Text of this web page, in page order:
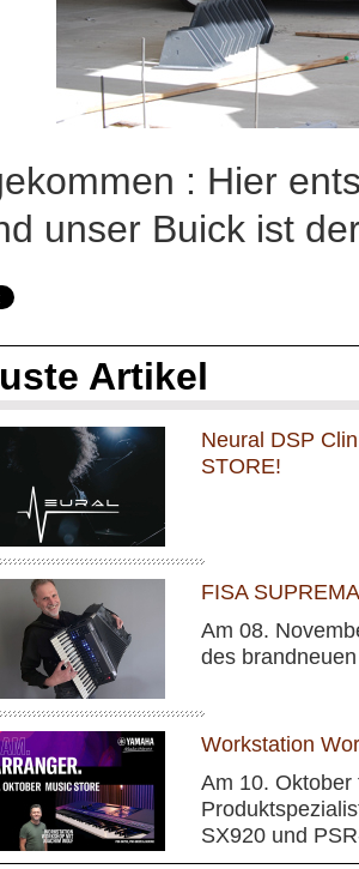
: Hier
unser Buick ist
Artikel
Neural DSP
STORE!
FISA
Am 08.
des
Workstation
Am 10.
SX920 und